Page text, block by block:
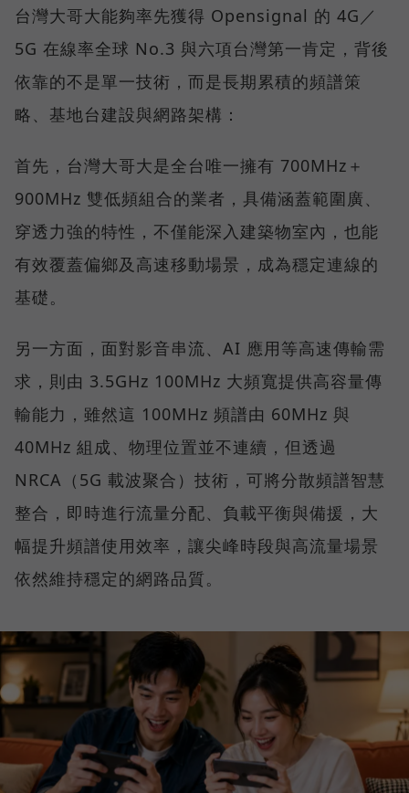
台灣大哥大能夠率先獲得 Opensignal 的 4G／
5G 在線率全球 No.3 與六項台灣第一肯定，背後
依靠的不是單一技術，而是長期累積的頻譜策
略、基地台建設與網路架構：
首先，台灣大哥大是全台唯一擁有 700MHz＋
900MHz 雙低頻組合的業者，具備涵蓋範圍廣、
穿透力強的特性，不僅能深入建築物室內，也能
有效覆蓋偏鄉及高速移動場景，成為穩定連線的
基礎。
另一方面，面對影音串流、AI 應用等高速傳輸需
求，則由 3.5GHz 100MHz 大頻寬提供高容量傳
輸能力，雖然這 100MHz 頻譜由 60MHz 與
40MHz 組成、物理位置並不連續，但透過
NRCA（5G 載波聚合）技術，可將分散頻譜智慧
整合，即時進行流量分配、負載平衡與備援，大
幅提升頻譜使用效率，讓尖峰時段與高流量場景
依然維持穩定的網路品質。